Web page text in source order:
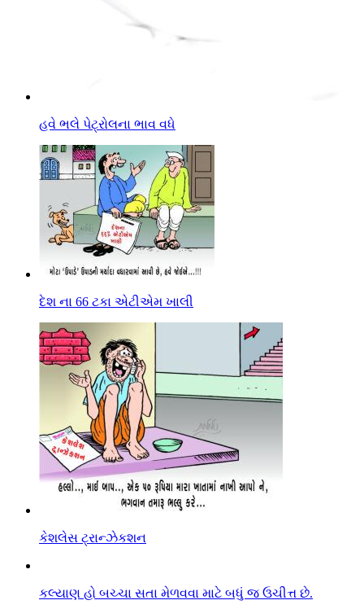
હવે ભલે પેટ્રોલના ભાવ વધે
દેશ ના 66 ટકા એટીએમ ખાલી
કેશલેસ ટ્રાન્ઝેકશન
કલ્યાણ હો બચ્ચા સતા મેળવવા માટે બધું જ ઉચીત્ત છે.